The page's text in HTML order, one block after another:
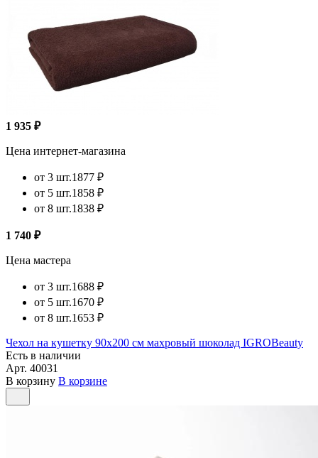
1 935 ₽
Цена интернет-магазина
от 3 шт.1877 ₽
от 5 шт.1858 ₽
от 8 шт.1838 ₽
1 740 ₽
Цена мастера
от 3 шт.1688 ₽
от 5 шт.1670 ₽
от 8 шт.1653 ₽
Чехол на кушетку 90х200 см махровый шоколад IGROBeauty
Есть в наличии
Арт. 40031
В корзину В корзине